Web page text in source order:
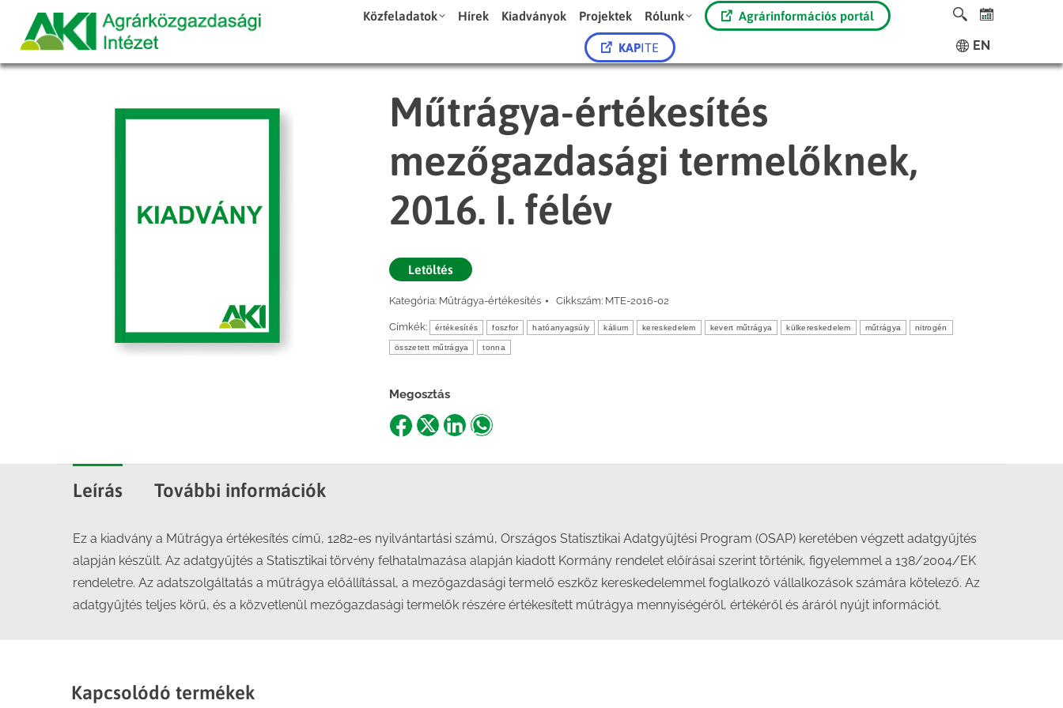
Közfeladatok Hírek Kiadványok Projektek Rólunk Agrárinformációs portál
KAPITE EN
Műtrágya-értékesítés
mezőgazdasági termelőknek,
2016. I. félév
Letöltés
Kategória: Műtrágya-értékesítés Cikkszám: MTE-2016-02
Címkék: értékesítés foszfor hatóanyagsúly kálium kereskedelem kevert műtrágya külkereskedelem műtrágya nitrogén
összetett műtrágya tonna
Megosztás
ShareShareShareShare
Leírás További információk
Ez a kiadvány a Műtrágya értékesítés című, 1282-es nyilvántartási számú, Országos Statisztikai Adatgyűjtési Program (OSAP) keretében végzett adatgyűjtés
alapján készült. Az adatgyűjtés a Statisztikai törvény felhatalmazása alapján kiadott Kormány rendelet előírásai szerint történik, figyelemmel a 138/2004/EK
rendeletre. Az adatszolgáltatás a műtrágya előállítással, a mezőgazdasági termelő eszköz kereskedelemmel foglalkozó vállalkozások számára kötelező. Az
adatgyűjtés teljes körű, és a közvetlenül mezőgazdasági termelők részére értékesített műtrágya mennyiségéről, értékéről és áráról nyújt információt.
Kapcsolódó termékek